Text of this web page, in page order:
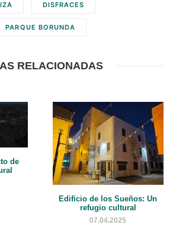
DISFRACES
PARQUE BORUNDA
RELACIONADAS
de
Edificio de los Sueños: Un
refugio cultural
07.04.2025